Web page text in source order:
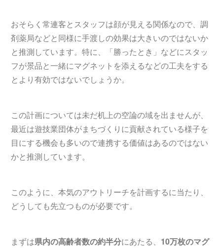
おそらく常連客とスタッフは顔が見える関係なので、調
剤薬局などと同様に手渡しの効果は大きいのではないか
と推測しています。特に、「勝ったとき」などにスタッ
フが景品と一緒にマグネットを添えるなどの工夫をする
とより有効ではないでしょうか。
この計画については未だ机上の空論の域を出ませんが、
最近は遊技業団体がまちづくりに貢献されている様子を
目にする機会も多いので連携する価値はあるのではない
かと推測しています。
このように、本気のアウトリーチを計画するに当たり、
どうしても先立つものが必要です。
まずは県内の高齢者数の約半分にあたる、 10万枚のマグ